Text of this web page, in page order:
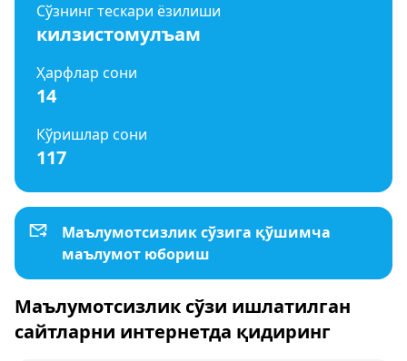
Сўзнинг тескари ёзилиши
килзистомулъам
Ҳарфлар сони
14
Кўришлар сони
117
Маълумотсизлик сўзига қўшимча
маълумот юбориш
Маълумотсизлик сўзи ишлатилган
сайтларни интернетда қидиринг